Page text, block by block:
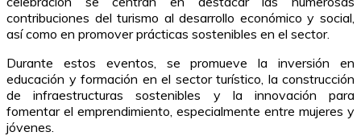
contribuciones del turismo al desarrollo económico y social,
así como en promover prácticas sostenibles en el sector.
Durante estos eventos, se promueve la inversión en
educación y formación en el sector turístico, la construcción
de infraestructuras sostenibles y la innovación para
fomentar el emprendimiento, especialmente entre mujeres y
jóvenes.